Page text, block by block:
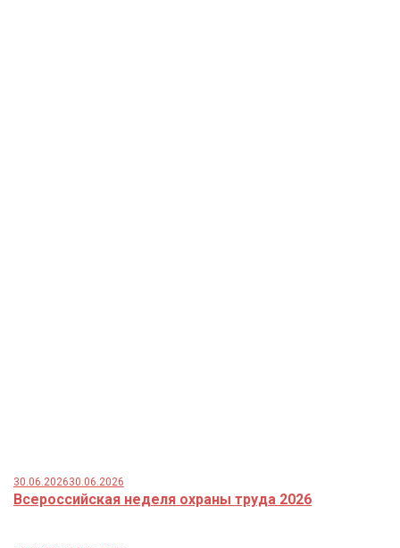
30.06.202630.06.2026
Всероссийская неделя охраны труда 2026